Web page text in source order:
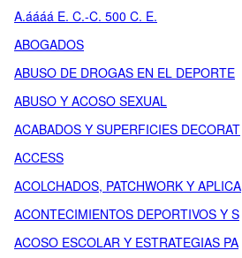
A.áááá E. C.-C. 500 C. E.
ABOGADOS
ABUSO DE DROGAS EN EL DEPORTE
ABUSO Y ACOSO SEXUAL
ACABADOS Y SUPERFICIES DECORAT
ACCESS
ACOLCHADOS, PATCHWORK Y APLICA
ACONTECIMIENTOS DEPORTIVOS Y S
ACOSO ESCOLAR Y ESTRATEGIAS PA